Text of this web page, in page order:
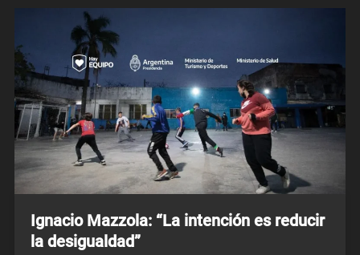
Ignacio Mazzola: “La intención es reducir
la desigualdad”